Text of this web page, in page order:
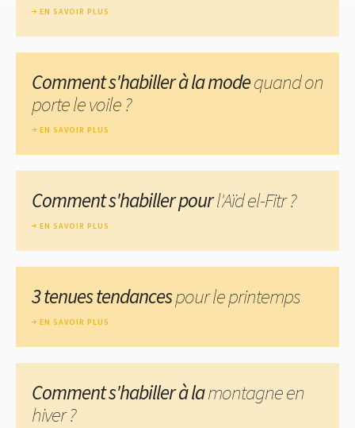
EN SAVOIR PLUS
Comment s'habiller à la modequand on
porte le voile ?
EN SAVOIR PLUS
Comment s'habiller pourl'Aïd el-Fitr ?
EN SAVOIR PLUS
3 tenues tendancespour le printemps
EN SAVOIR PLUS
Comment s'habiller à lamontagne en
hiver ?